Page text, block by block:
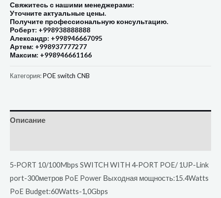
Свяжитесь с нашими менеджерами:
Уточните актуальные цены.
Получите профессиональную консультацию.
Роберт: +998938888888
Александр: +998946667095
Артем: +998937777277
Максим: +998946661166
Категория:POE switch CNB
Описание
5‐PORT 10/100Mbps SWITCH WITH 4‐PORT POE/ 1UP-Link
port-300метров PoE Power Выходная мощность:15.4Watts
PoE Budget:60Watts-1,0Gbps